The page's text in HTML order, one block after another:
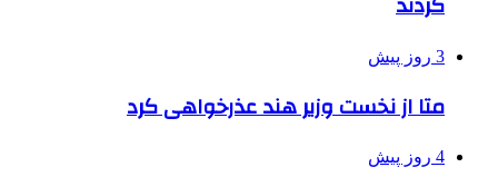
3 روز پیش
متا از نخست وزیر هند عذرخواهی کرد
4 روز پیش